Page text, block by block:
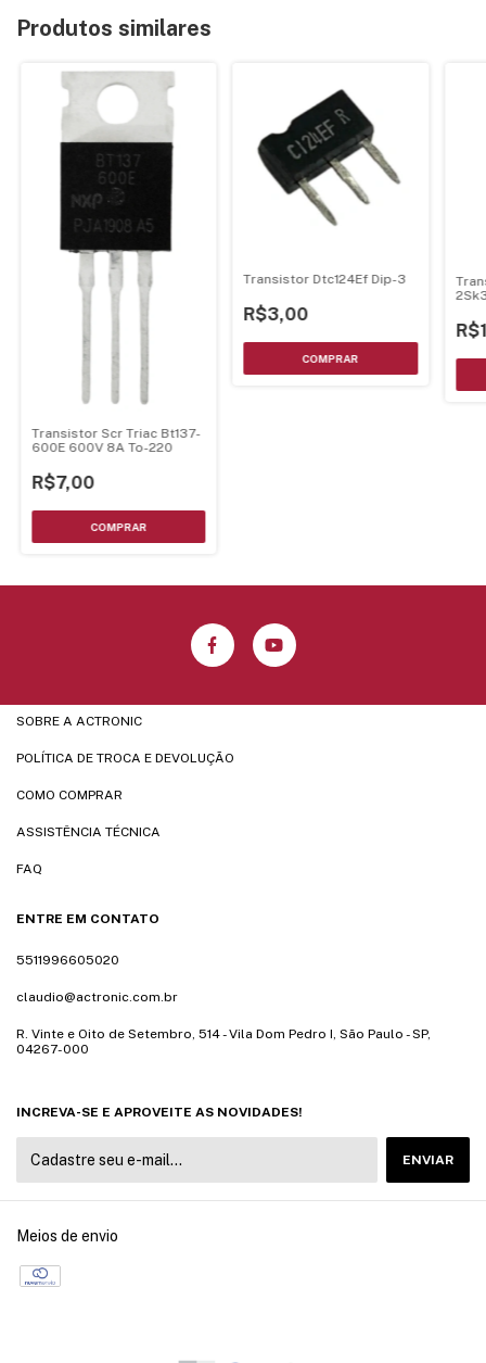
Produtos similares
Transistor Scr Triac Bt137-
600E 600V 8A To-220
R$7,00
Transistor Dtc124Ef Dip-3
R$3,00
SOBRE A ACTRONIC
POLÍTICA DE TROCA E DEVOLUÇÃO
COMO COMPRAR
ASSISTÊNCIA TÉCNICA
FAQ
ENTRE EM CONTATO
5511996605020
claudio@actronic.com.br
R. Vinte e Oito de Setembro, 514 - Vila Dom Pedro I, São Paulo - SP,
04267-000
INCREVA-SE E APROVEITE AS NOVIDADES!
Meios de envio